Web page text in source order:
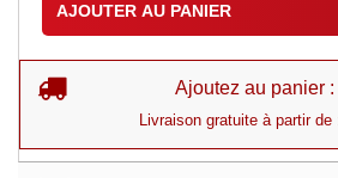
AJOUTER AU PANIER
Ajoutez au panier
Livraison gratuite à partir de